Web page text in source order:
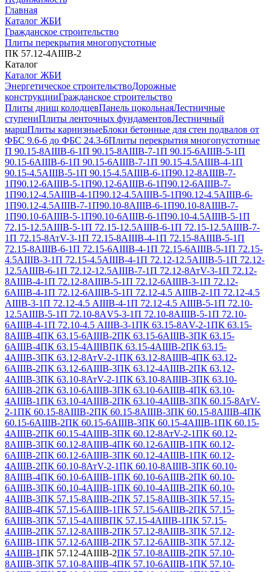
Главная
Каталог ЖБИ
Гражданское строительство
Плиты перекрытия многопустотные
ПК 57.12-4АIIIВ-2
Каталог
Каталог ЖБИ
Энергетическое строительствоДорожные
конструкцииГражданское строительство
Плиты днищ колодцевПанель цокольнаяЛестничные
ступениПлиты ленточных фундаментовЛестничный
маршПлиты карнизныеБлоки бетонные для стен подвалов от
ФБС 9.6-6 до ФБС 24.3-6Плиты перекрытия многопустотные
П 90.15-8АIIIВ-6-1П 90.15-8АIIIВ-7-1П 90.15-6АIIIВ-5-1П
90.15-6АIIIВ-6-1П 90.15-6АIIIВ-7-1П 90.15-4.5АIIIВ-4-1П
90.15-4.5АIIIВ-5-1П 90.15-4.5АIIIВ-6-1П90.12-8АIIIВ-7-
1П90.12-6АIIIВ-5-1П90.12-6АIIIВ-6-1П90.12-6АIIIВ-7-
1П90.12-4.5АIIIВ-4-1П90.12-4.5АIIIВ-5-1П90.12-4.5АIIIВ-6-
1П90.12-4.5АIIIВ-7-1П90.10-8АIIIВ-6-1П90.10-8АIIIВ-7-
1П90.10-6АIIIВ-5-1П90.10-6АIIIВ-6-1П90.10-4.5АIIIВ-5-1П
72.15-12.5АIIIВ-5-1П 72.15-12.5АIIIВ-6-1П 72.15-12.5АIIIВ-7-
1П 72.15-8АтV-3-1П 72.15-8АIIIВ-4-1П 72.15-8АIIIВ-5-1П
72.15-8АIIIВ-6-1П 72.15-6АIIIВ-4-1П 72.15-6АIIIВ-5-1П 72.15-
4.5АIIIВ-3-1П 72.15-4.5АIIIВ-4-1П 72.12-12.5АIIIВ-5-1П 72.12-
12.5АIIIВ-6-1П 72.12-12.5АIIIВ-7-1П 72.12-8АтV-3-1П 72.12-
8АIIIВ-4-1П 72.12-8АIIIВ-5-1П 72.12-6АIIIВ-3-1П 72.12-
6АIIIВ-4-1П 72.12-6АIIIВ-5-1П 72.12-4.5 АIIIВ-2-1П 72.12-4.5
АIIIВ-3-1П 72.12-4.5 АIIIВ-4-1П 72.12-4.5 АIIIВ-5-1П 72.10-
12.5АIIIВ-5-1П 72.10-8АV5-3-1П 72.10-8АIIIВ-5-1П 72.10-
6АIIIВ-4-1П 72.10-4.5 АIIIВ-3-1ПК 63.15-8АV-2-1ПК 63.15-
8АIIIВ-4ПК 63.15-6АIIIВ-2ПК 63.15-6АIIIВ-3ПК 63.15-
6АIIIВ-4ПК 63.15-4АIIIВПК 63.15-4АIIIВ-2ПК 63.15-
4АIIIВ-3ПК 63.12-8АтV-2-1ПК 63.12-8АIIIВ-4ПК 63.12-
6АIIIВ-2ПК 63.12-6АIIIВ-3ПК 63.12-4АIIIВ-2ПК 63.12-
4АIIIВ-3ПК 63.10-8АтV-2-1ПК 63.10-8АIIIВ-3ПК 63.10-
6АIIIВ-2ПК 63.10-6АIIIВ-3ПК 63.10-6АIIIВ-4ПК 63.10-
4АIIIВ-1ПК 63.10-4АIIIВ-2ПК 63.10-4АIIIВ-3ПК 60.15-8АтV-
2-1ПК 60.15-8АIIIВ-2ПК 60.15-8АIIIВ-3ПК 60.15-8АIIIВ-4ПК
60.15-6АIIIВ-2ПК 60.15-6АIIIВ-3ПК 60.15-4АIIIВ-1ПК 60.15-
4АIIIВ-2ПК 60.15-4АIIIВ-3ПК 60.12-8АтV-2-1ПК 60.12-
8АIIIВ-3ПК 60.12-8АIIIВ-4ПК 60.12-6АIIIВ-1ПК 60.12-
6АIIIВ-2ПК 60.12-6АIIIВ-3ПК 60.12-4АIIIВ-1ПК 60.12-
4АIIIВ-2ПК 60.10-8АтV-2-1ПК 60.10-8АIIIВ-3ПК 60.10-
8АIIIВ-4ПК 60.10-6АIIIВ-1ПК 60.10-6АIIIВ-2ПК 60.10-
6АIIIВ-3ПК 60.10-4АIIIВ-1ПК 60.10-4АIIIВ-2ПК 60.10-
4АIIIВ-3ПК 57.15-8АIIIВ-2ПК 57.15-8АIIIВ-3ПК 57.15-
8АIIIВ-4ПК 57.15-6АIIIВ-1ПК 57.15-6АIIIВ-2ПК 57.15-
6АIIIВ-3ПК 57.15-4АIIIВПК 57.15-4АIIIВ-1ПК 57.15-
4АIIIВ-2ПК 57.12-8АIIIВ-2ПК 57.12-8АIIIВ-3ПК 57.12-
6АIIIВ-1ПК 57.12-6АIIIВ-2ПК 57.12-6АIIIВ-3ПК 57.12-
4АIIIВ-1ПК 57.12-4АIIIВ-2ПК 57.10-8АIIIВ-2ПК 57.10-
8АIIIВ-3ПК 57.10-8АIIIВ-4ПК 57.10-6АIIIВ-1ПК 57.10-